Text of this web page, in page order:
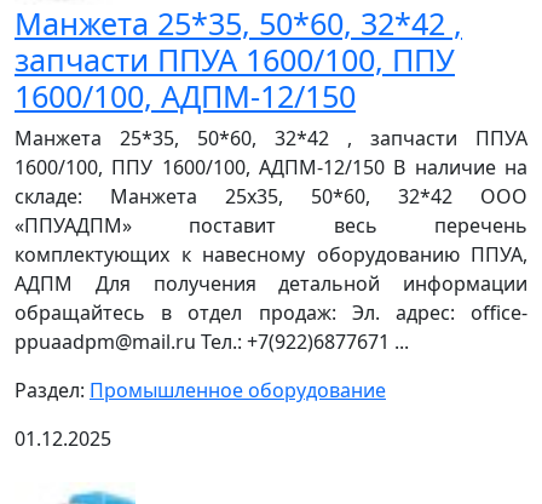
Манжета 25*35, 50*60, 32*42 ,
запчасти ППУА 1600/100, ППУ
1600/100, АДПМ-12/150
Манжета 25*35, 50*60, 32*42 , запчасти ППУА
1600/100, ППУ 1600/100, АДПМ-12/150 В наличие на
складе: Манжета 25х35, 50*60, 32*42 ООО
«ППУАДПМ» поставит весь перечень
комплектующих к навесному оборудованию ППУА,
АДПМ Для получения детальной информации
обращайтесь в отдел продаж: Эл. адрес: office-
ppuaadpm@mail.ru Тел.: +7(922)6877671 ...
Раздел: Промышленное оборудование
01.12.2025